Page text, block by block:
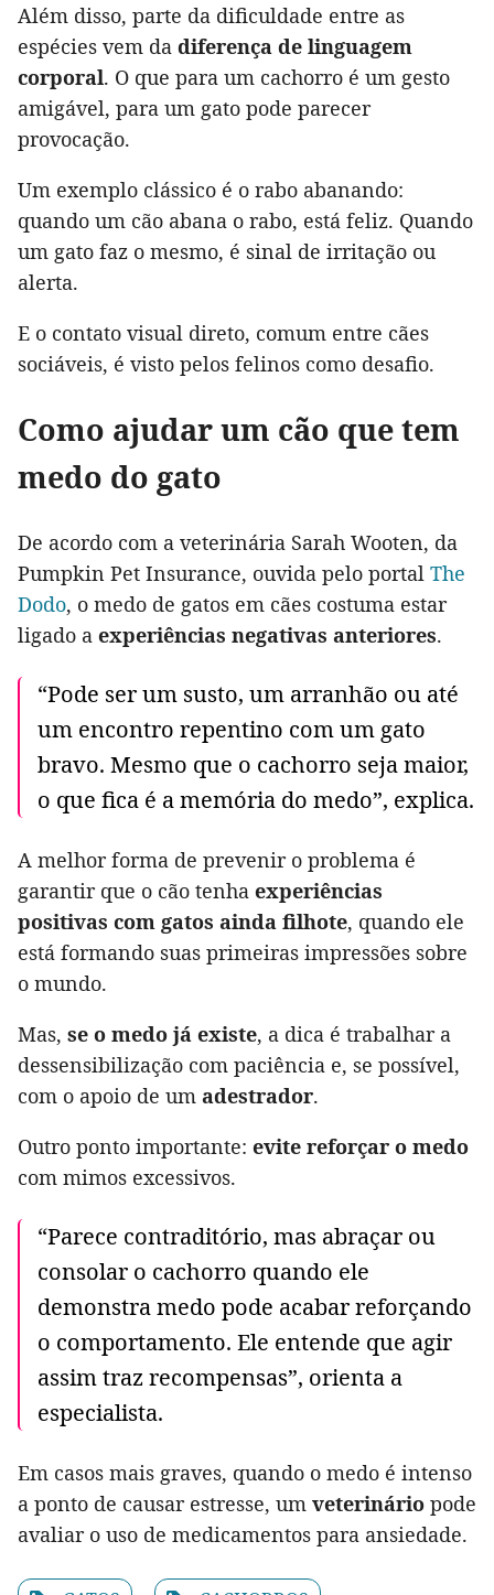
Além disso, parte da dificuldade entre as
espécies vem da diferença de linguagem
corporal. O que para um cachorro é um gesto
amigável, para um gato pode parecer
provocação.
Um exemplo clássico é o rabo abanando:
quando um cão abana o rabo, está feliz. Quando
um gato faz o mesmo, é sinal de irritação ou
alerta.
E o contato visual direto, comum entre cães
sociáveis, é visto pelos felinos como desafio.
Como ajudar um cão que tem
medo do gato
De acordo com a veterinária Sarah Wooten, da
Pumpkin Pet Insurance, ouvida pelo portal The
Dodo, o medo de gatos em cães costuma estar
ligado a experiências negativas anteriores.
“Pode ser um susto, um arranhão ou até
um encontro repentino com um gato
bravo. Mesmo que o cachorro seja maior,
o que fica é a memória do medo”, explica.
A melhor forma de prevenir o problema é
garantir que o cão tenha experiências
positivas com gatos ainda filhote, quando ele
está formando suas primeiras impressões sobre
o mundo.
Mas, se o medo já existe, a dica é trabalhar a
dessensibilização com paciência e, se possível,
com o apoio de um adestrador.
Outro ponto importante: evite reforçar o medo
com mimos excessivos.
“Parece contraditório, mas abraçar ou
consolar o cachorro quando ele
demonstra medo pode acabar reforçando
o comportamento. Ele entende que agir
assim traz recompensas”, orienta a
especialista.
Em casos mais graves, quando o medo é intenso
a ponto de causar estresse, um veterinário pode
avaliar o uso de medicamentos para ansiedade.